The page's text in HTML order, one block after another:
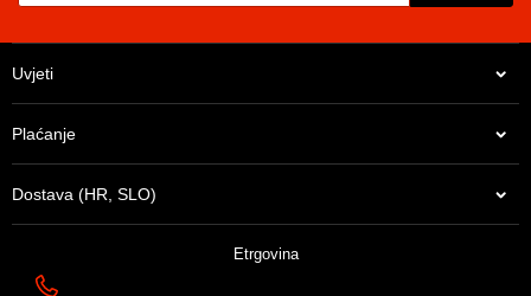
Uvjeti
Plaćanje
Dostava (HR, SLO)
Etrgovina